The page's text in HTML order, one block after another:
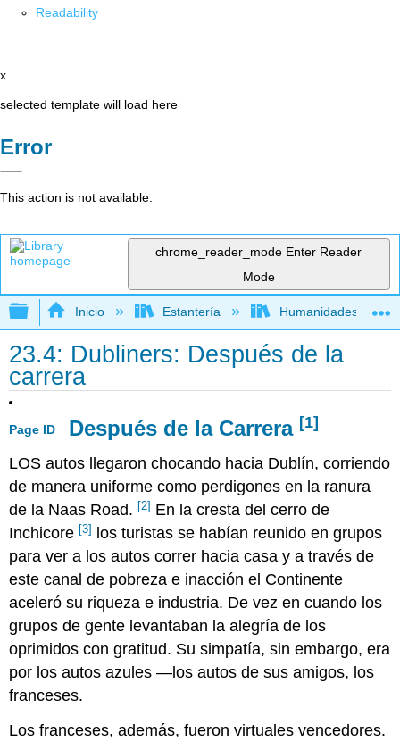
Readability
x
selected template will load here
Error
This action is not available.
chrome_reader_mode Enter Reader
Mode
Expandir/contraer jerarquía global
Inicio Estantería Humanidades
23.4: Dubliners: Después de la
carrera
Page ID Después de la Carrera [1]
LOS autos llegaron chocando hacia Dublín, corriendo
de manera uniforme como perdigones en la ranura
de la Naas Road. [2] En la cresta del cerro de
Inchicore [3]
los turistas se habían reunido en grupos
para ver a los autos correr hacia casa y a través de
este canal de pobreza e inacción el Continente
aceleró su riqueza e industria. De vez en cuando los
grupos de gente levantaban la alegría de los
oprimidos con gratitud. Su simpatía, sin embargo, era
por los autos azules —los autos de sus amigos, los
franceses.
Los franceses, además, fueron virtuales vencedores.